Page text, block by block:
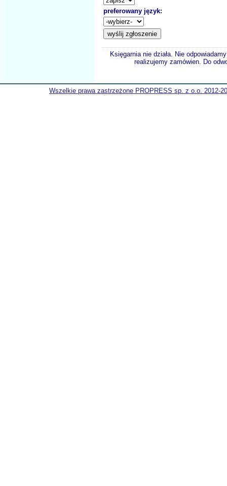
preferowany język:
Księgarnia nie działa. Nie
realizujemy zamówien. Do
Wszelkie prawa zastrzeżone PROPRESS sp. z o.o. 2012-